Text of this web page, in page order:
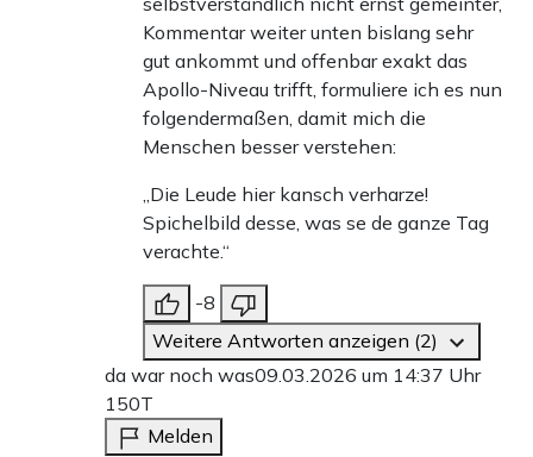
Kommentar weiter unten bislang sehr
gut ankommt und offenbar exakt das
Apollo-Niveau trifft, formuliere ich es nun
folgendermaßen, damit mich die
Menschen besser verstehen:
„Die Leude hier kansch verharze!
Spichelbild desse, was se de ganze Tag
verachte.“
-8
Weitere Antworten anzeigen (2)
da war noch was09.03.2026 um 14:37 Uhr
150T
Melden